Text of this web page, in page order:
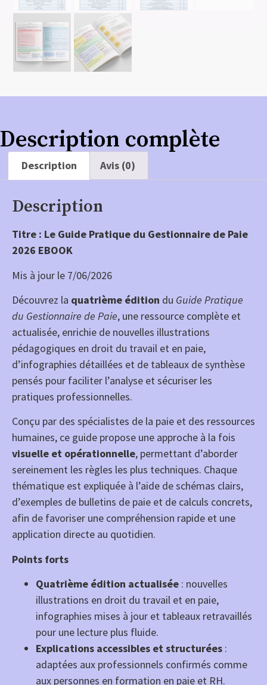
Description complète
Description Avis (0)
Description
Titre : Le Guide Pratique du Gestionnaire de Paie
2026 EBOOK
Mis à jour le 7/06/2026
Découvrez la quatrième édition du Guide Pratique
du Gestionnaire de Paie, une ressource complète et
actualisée, enrichie de nouvelles illustrations
pédagogiques en droit du travail et en paie,
d’infographies détaillées et de tableaux de synthèse
pensés pour faciliter l’analyse et sécuriser les
pratiques professionnelles.
Conçu par des spécialistes de la paie et des ressources
humaines, ce guide propose une approche à la fois
visuelle et opérationnelle, permettant d’aborder
sereinement les règles les plus techniques. Chaque
thématique est expliquée à l’aide de schémas clairs,
d’exemples de bulletins de paie et de calculs concrets,
afin de favoriser une compréhension rapide et une
application directe au quotidien.
Points forts
Quatrième édition actualisée : nouvelles
illustrations en droit du travail et en paie,
infographies mises à jour et tableaux retravaillés
pour une lecture plus fluide.
Explications accessibles et structurées :
adaptées aux professionnels confirmés comme
aux personnes en formation en paie et RH.